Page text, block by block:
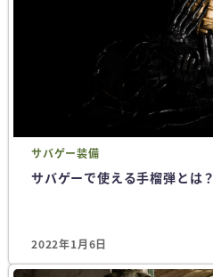
サバゲー装備
サバゲーで使える手榴弾とは？
2022年1月6日